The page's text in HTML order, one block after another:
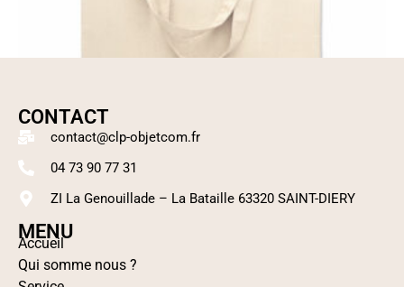
Tote bag en coton recyclé
MENU
Accueil
Qui somme nous ?
CONTACT
contact@clp-objetcom.fr
04 73 90 77 31
ZI La Genouillade – La Bataille 63320 SAINT-DIERY